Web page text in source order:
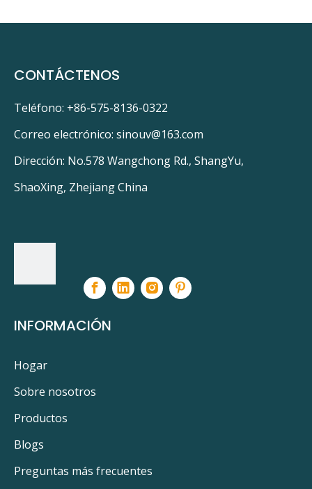
CONTÁCTENOS
Teléfono: +86-575-8136-0322
Correo electrónico: sinouv@163.com
Dirección: No.578 Wangchong Rd., ShangYu,
ShaoXing, Zhejiang China
INFORMACIÓN
Hogar
Sobre nosotros
Productos
Blogs
Preguntas más frecuentes